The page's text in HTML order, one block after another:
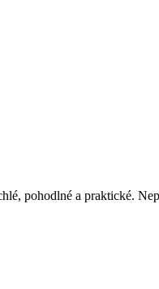
pohodlné a praktické.